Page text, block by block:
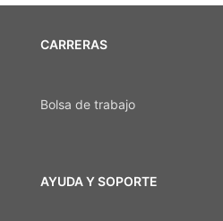
CARRERAS
Bolsa de trabajo
AYUDA Y SOPORTE